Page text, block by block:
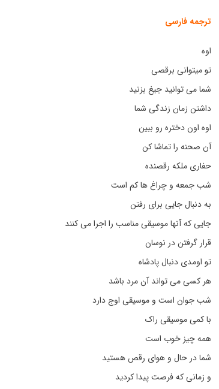
ترجمه فارسی
اوه
تو میتوانی برقصی
شما می توانید جیغ بزنید
داشتن زمان زندگی شما
اوه اون دختره رو ببین
آن صحنه را تماشا کن
حفاری ملکه رقصنده
شب جمعه و چراغ ها کم است
به دنبال جایی برای رفتن
جایی که آنها موسیقی مناسب را اجرا می کنند
قرار گرفتن در نوسان
تو اومدی دنبال پادشاه
هر کسی می تواند آن مرد باشد
شب جوان است و موسیقی اوج دارد
با کمی موسیقی راک
همه چیز خوب است
شما در حال و هوای رقص هستید
و زمانی که فرصت پیدا کردید